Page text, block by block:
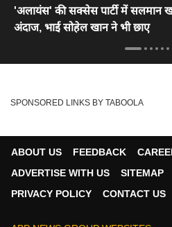
'अलायंस' की सक्सेस पार्टी में सलमान
अंदाज, भाई सोहेल खान ने भी छाए
SPONSORED LINKS BY TABOOLA
ABOUT US FEEDBACK
ADVERTISE WITH US
SITEMAP
PRIVACY POLICY
CONTACT US